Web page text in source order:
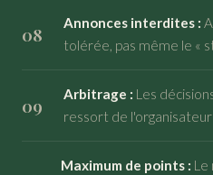
Annonces interdites :
tolérée, pas même le «
Arbitrage : Les
ressort de
Maximum de points : Le